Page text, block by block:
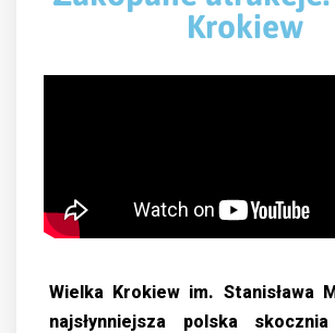
Krokiew
Wielka Krokiew im. Stanisława
najsłynniejsza polska